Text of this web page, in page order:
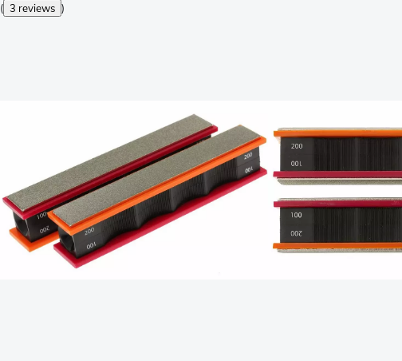
( 3 reviews )